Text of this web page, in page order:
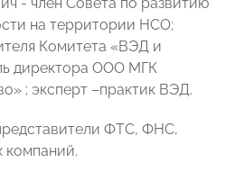
на территории НСО;
Комитета «ВЭД и
директора ООО МГК
; эксперт –практик ВЭД.
ФТС, ФНС,
компаний.